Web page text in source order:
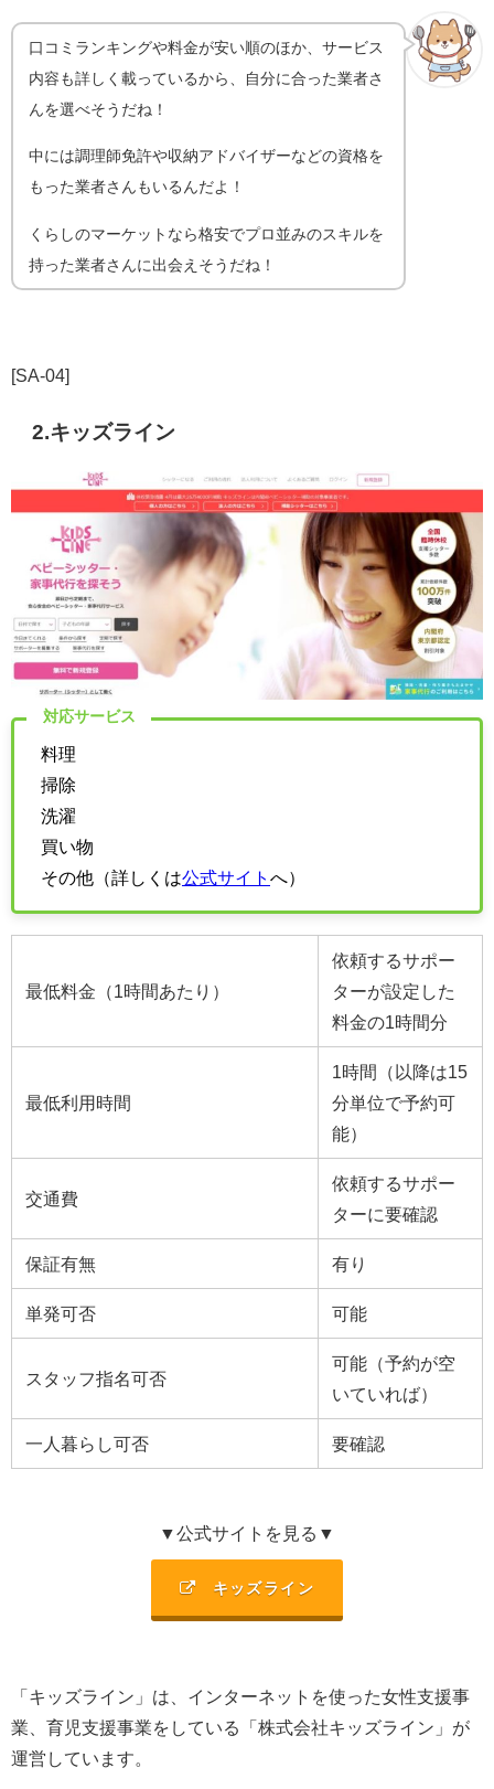
口コミランキングや料金が安い順のほか、サービス
内容も詳しく載っているから、自分に合った業者さ
んを選べそうだね！
中には調理師免許や収納アドバイザーなどの資格を
もった業者さんもいるんだよ！
くらしのマーケットなら格安でプロ並みのスキルを
持った業者さんに出会えそうだね！
[SA-04]
2.キッズライン
対応サービス
料理
掃除
洗濯
買い物
その他（詳しくは公式サイト へ）
最低料金（1時間あたり）
依頼するサポー
ターが設定した
料金の1時間分
最低利用時間
1時間（以降は15
分単位で予約可
能）
交通費
依頼するサポー
ターに要確認
保証有無 有り
単発可否 可能
スタッフ指名可否
可能（予約が空
いていれば）
一人暮らし可否 要確認
▼公式サイトを見る▼
キッズライン
「キッズライン」は、 インターネットを使った女性支援事
業、育児支援事業を している「 株式会社キッズライン 」が
運営しています。